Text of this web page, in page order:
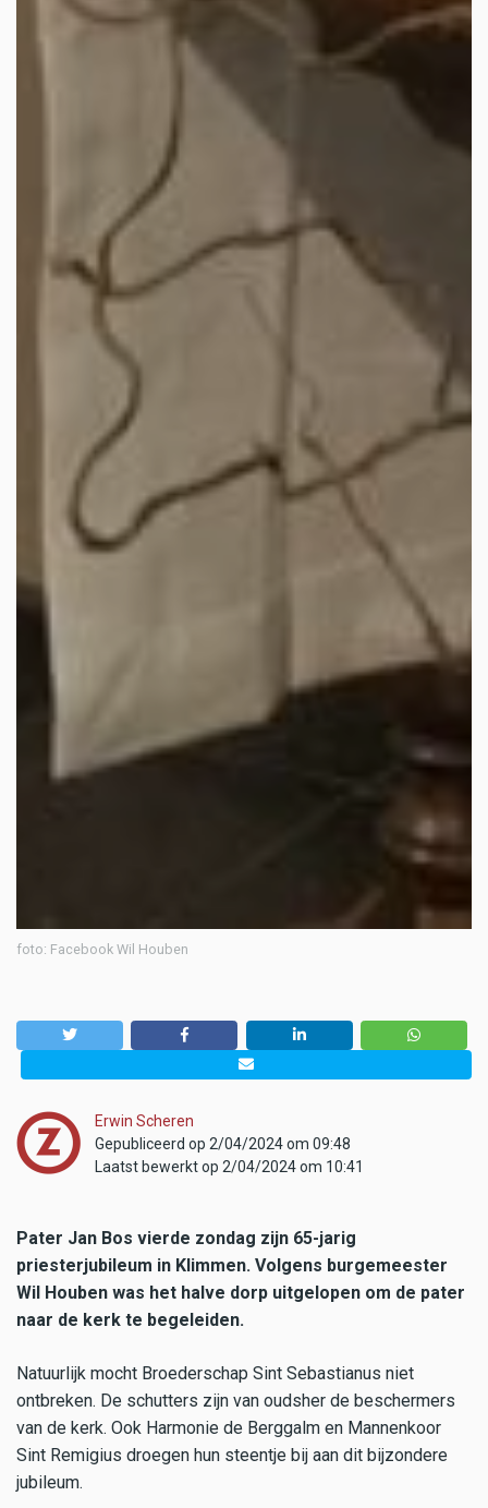
foto: Facebook Wil Houben
Erwin Scheren
Gepubliceerd op 2/04/2024 om 09:48
Laatst bewerkt op 2/04/2024 om 10:41
Pater Jan Bos vierde zondag zijn 65-jarig
priesterjubileum in Klimmen. Volgens burgemeester
Wil Houben was het halve dorp uitgelopen om de pater
naar de kerk te begeleiden.
Natuurlijk mocht Broederschap Sint Sebastianus niet
ontbreken. De schutters zijn van oudsher de beschermers
van de kerk. Ook Harmonie de Berggalm en Mannenkoor
Sint Remigius droegen hun steentje bij aan dit bijzondere
jubileum.